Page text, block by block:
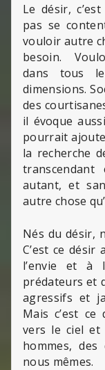
Le désir,
pas se
vouloir autre
besoin.
dans tous
dimensions.
des
il évoque
pourrait
la recherche
autant, et
autre chose
Nés du désir,
C’est ce
l’envie et à
prédateurs et
agressifs et
Mais c’est
vers le ciel et
hommes,
nous mêmes.